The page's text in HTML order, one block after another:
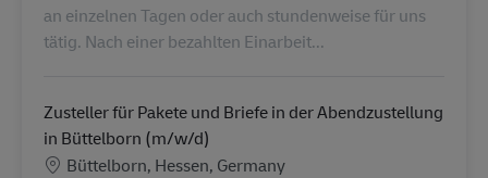
an einzelnen Tagen oder auch stundenweise für uns
tätig. Nach einer bezahlten Einarbeit...
Zusteller für Pakete und Briefe in der Abendzustellung
in Büttelborn (m/w/d)
Location
Büttelborn, Hessen, Germany